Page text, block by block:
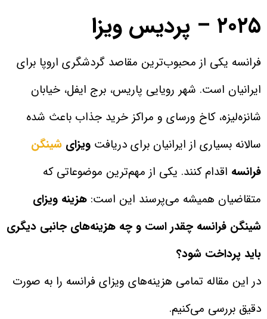
۲۰۲۵ – پردیس ویزا
فرانسه یکی از محبوب‌ترین مقاصد گردشگری اروپا برای
ایرانیان است. شهر رویایی پاریس، برج ایفل، خیابان
شانزه‌لیزه، کاخ ورسای و مراکز خرید جذاب باعث شده
سالانه بسیاری از ایرانیان برای دریافت ویزای شینگن
فرانسه اقدام کنند. یکی از مهم‌ترین موضوعاتی که
متقاضیان همیشه می‌پرسند این است: هزینه ویزای
شینگن فرانسه چقدر است و چه هزینه‌های جانبی دیگری
باید پرداخت شود؟
در این مقاله تمامی هزینه‌های ویزای فرانسه را به صورت
دقیق بررسی می‌کنیم.